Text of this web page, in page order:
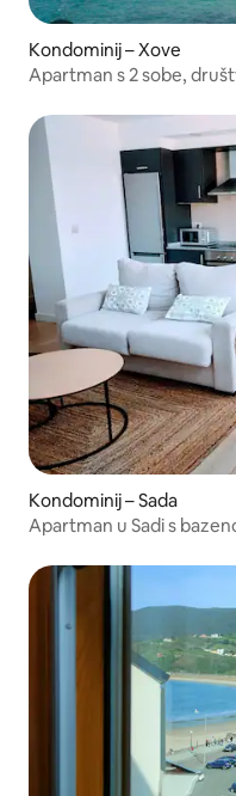
Kondominij – Xove
Apartman s 2 sobe,
Kondominij – Sada
Apartman u Sadi s